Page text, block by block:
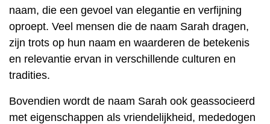
naam, die een gevoel van elegantie en verfijning
oproept. Veel mensen die de naam Sarah dragen,
zijn trots op hun naam en waarderen de betekenis
en relevantie ervan in verschillende culturen en
tradities.
Bovendien wordt de naam Sarah ook geassocieerd
met eigenschappen als vriendelijkheid, mededogen